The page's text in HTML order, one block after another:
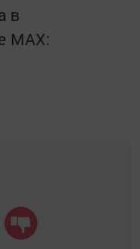
в
MАХ: